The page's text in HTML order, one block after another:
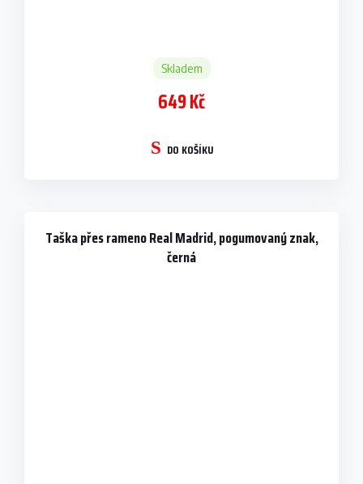
Skladem
649 Kč
DO KOŠÍKU
Taška přes rameno Real Madrid, pogumovaný znak,
černá